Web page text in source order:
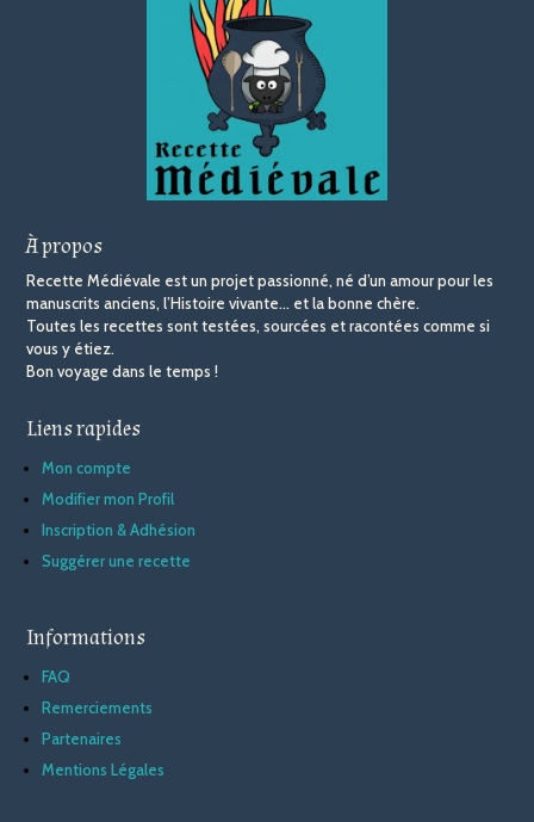
À propos
Recette Médiévale est un projet passionné, né d’un amour pour les
manuscrits anciens, l’Histoire vivante… et la bonne chère.
Toutes les recettes sont testées, sourcées et racontées comme si
vous y étiez.
Bon voyage dans le temps !
Liens rapides
Mon compte
Modifier mon Profil
Inscription & Adhésion
Suggérer une recette
Informations
FAQ
Remerciements
Partenaires
Mentions Légales